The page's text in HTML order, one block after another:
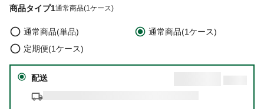
商品タイプ1通常商品(1ケース)
通常商品(単品)
通常商品(1ケース)
定期便(1ケース)
配送